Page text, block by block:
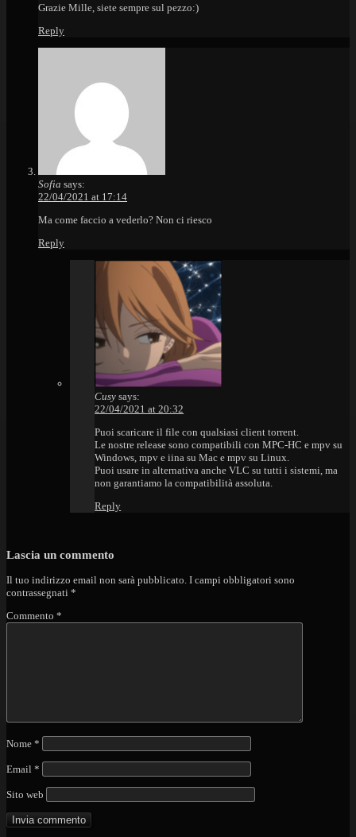
Grazie Mille, siete sempre sul pezzo:)
Reply
Sofia says:
22/04/2021 at 17:14
Ma come faccio a vederlo? Non ci riesco
Reply
Cusy says:
22/04/2021 at 20:32
Puoi scaricare il file con qualsiasi client torrent.
Le nostre release sono compatibili con MPC-HC e mpv su
Windows, mpv e iina su Mac e mpv su Linux.
Puoi usare in alternativa anche VLC su tutti i sistemi, ma
non garantiamo la compatibilità assoluta.
Reply
Lascia un commento
Il tuo indirizzo email non sarà pubblicato. I campi obbligatori sono
contrassegnati *
Commento *
Nome *
Email *
Sito web